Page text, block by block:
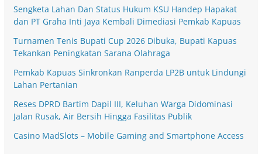
Sengketa Lahan Dan Status Hukum KSU Handep Hapakat
dan PT Graha Inti Jaya Kembali Dimediasi Pemkab Kapuas
Turnamen Tenis Bupati Cup 2026 Dibuka, Bupati Kapuas
Tekankan Peningkatan Sarana Olahraga
Pemkab Kapuas Sinkronkan Ranperda LP2B untuk Lindungi
Lahan Pertanian
Reses DPRD Bartim Dapil III, Keluhan Warga Didominasi
Jalan Rusak, Air Bersih Hingga Fasilitas Publik
Casino MadSlots – Mobile Gaming and Smartphone Access